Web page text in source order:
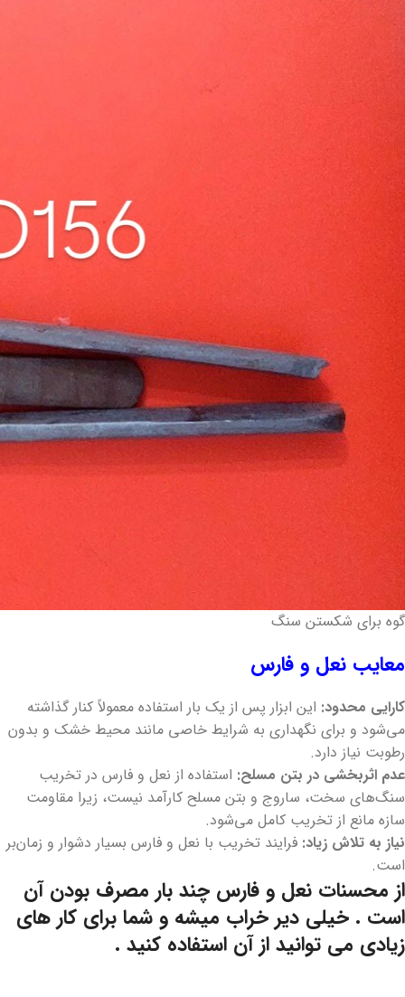
گوه برای شکستن سنگ
معایب نعل و فارس
کارایی محدود: این ابزار پس از یک بار استفاده معمولاً کنار گذاشته
می‌شود و برای نگهداری به شرایط خاصی مانند محیط خشک و بدون
رطوبت نیاز دارد.
عدم اثربخشی در بتن مسلح: استفاده از نعل و فارس در تخریب
سنگ‌های سخت، ساروج و بتن مسلح کارآمد نیست، زیرا مقاومت
سازه مانع از تخریب کامل می‌شود.
نیاز به تلاش زیاد: فرایند تخریب با نعل و فارس بسیار دشوار و زمان‌بر
است.
از محسنات نعل و فارس چند بار مصرف بودن آن
است . خیلی دیر خراب میشه و شما برای کار های
زیادی می توانید از آن استفاده کنید .